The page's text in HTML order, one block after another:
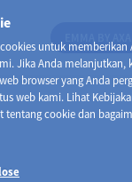
untuk memberikan
Jika Anda melanjutkan,
browser yang Anda
web kami. Lihat
cookie dan